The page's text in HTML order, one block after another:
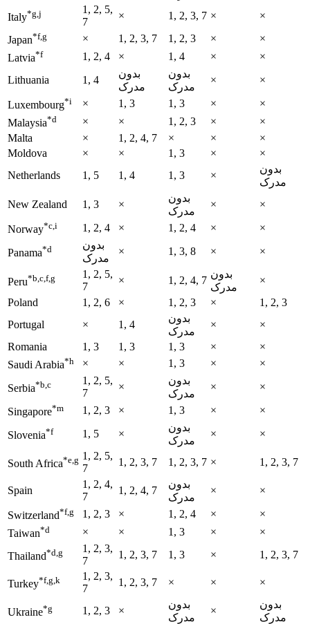
Italy*g,j
1, 2, 5,
7
× 1, 2, 3, 7 × ×
Japan*f,g × 1, 2, 3, 7 1, 2, 3 ×
×
Latvia*f 1, 2, 4 × 1, 4 ×
×
Lithuania
1, 4
بدون
مدرک
بدون
مدرک
× ×
Luxembourg*i × 1, 3 1, 3 ×
×
Malaysia*d × × 1, 2, 3 ×
×
Malta
× 1, 2, 4, 7 × ×
×
Moldova
× × 1, 3 ×
×
Netherlands
1, 5 1, 4 1, 3 ×
بدون
مدرک
New Zealand
1, 3 ×
بدون
مدرک
× ×
Norway*c,i 1, 2, 4 × 1, 2, 4 × ×
Panama*d
بدون
مدرک
× 1, 3, 8 × ×
Peru*b,c,f,g
1, 2, 5,
7
× 1, 2, 4, 7
بدون
مدرک
×
Poland
1, 2, 6 × 1, 2, 3 ×
1, 2, 3
Portugal
× 1, 4
بدون
مدرک
×
×
Romania
1, 3 1, 3 1, 3 ×
×
Saudi Arabia*h × × 1, 3 × ×
Serbia*b,c
1, 2, 5,
7
×
بدون
مدرک
× ×
Singapore*m 1, 2, 3 × 1, 3 × ×
Slovenia*f 1, 5 ×
بدون
مدرک
× ×
South Africa*e,g 1, 2, 5,
7
1, 2, 3, 7 1, 2, 3, 7 × 1, 2, 3, 7
Spain
1, 2, 4,
7
1, 2, 4, 7
بدون
مدرک
× ×
Switzerland*f,g 1, 2, 3 × 1, 2, 4 ×
×
Taiwan*d × × 1, 3 × ×
Thailand*d,g
1, 2, 3,
7
1, 2, 3, 7 1, 3 × 1, 2, 3, 7
Turkey*f,g,k
1, 2, 3,
7
1, 2, 3, 7 × × ×
Ukraine*g 1, 2, 3 ×
بدون
مدرک
×
بدون
مدرک